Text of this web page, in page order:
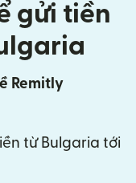
gửi tiền
Remitly
từ Bulgaria tới